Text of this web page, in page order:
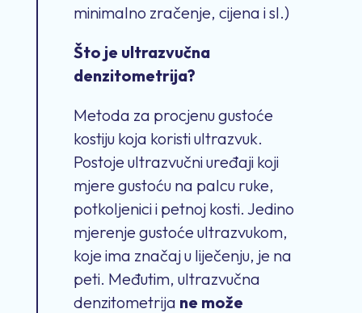
minimalno zračenje, cijena i sl.)
Što je ultrazvučna
denzitometrija?
Metoda za procjenu gustoće
kostiju koja koristi ultrazvuk.
Postoje ultrazvučni uređaji koji
mjere gustoću na palcu ruke,
potkoljenici i petnoj kosti. Jedino
mjerenje gustoće ultrazvukom,
koje ima značaj u liječenju, je na
peti. Međutim, ultrazvučna
denzitometrija ne može